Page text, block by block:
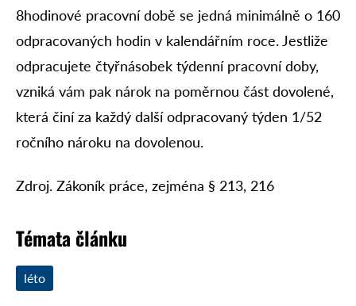
8hodinové pracovní době se jedná minimálně o 160
odpracovaných hodin v kalendářním roce. Jestliže
odpracujete čtyřnásobek týdenní pracovní doby,
vzniká vám pak nárok na poměrnou část dovolené,
která činí za každý další odpracovaný týden 1/52
ročního nároku na dovolenou.
Zdroj. Zákoník práce, zejména § 213, 216
Témata článku
léto